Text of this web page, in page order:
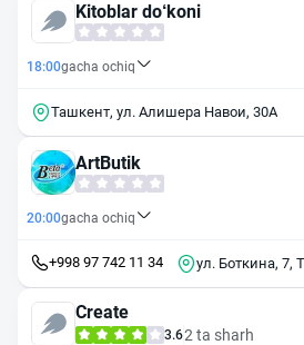
Kitoblar do‘koni
18:00gacha ochiq
Ташкент, ул. Алишера Навои, 30А
ArtButik
20:00gacha ochiq
+998 97 742 11 34 ул. Боткина, 7,
Create
3.62 ta sharh